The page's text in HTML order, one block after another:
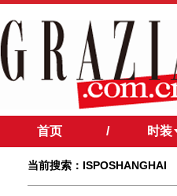
首页 / 时装
当前搜索：ISPOSHANGHAI